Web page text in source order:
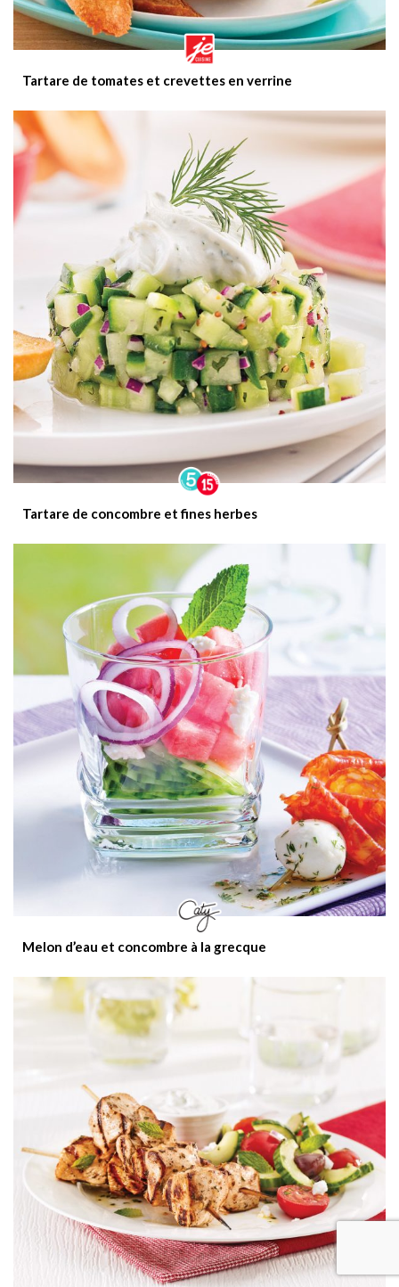
Tartare de tomates et crevettes en verrine
Tartare de concombre et fines herbes
Melon d’eau et concombre à la grecque